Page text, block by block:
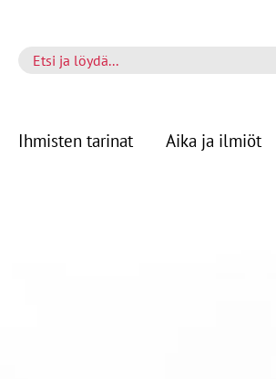
Ihmisten tarinat Aika ja ilmiöt